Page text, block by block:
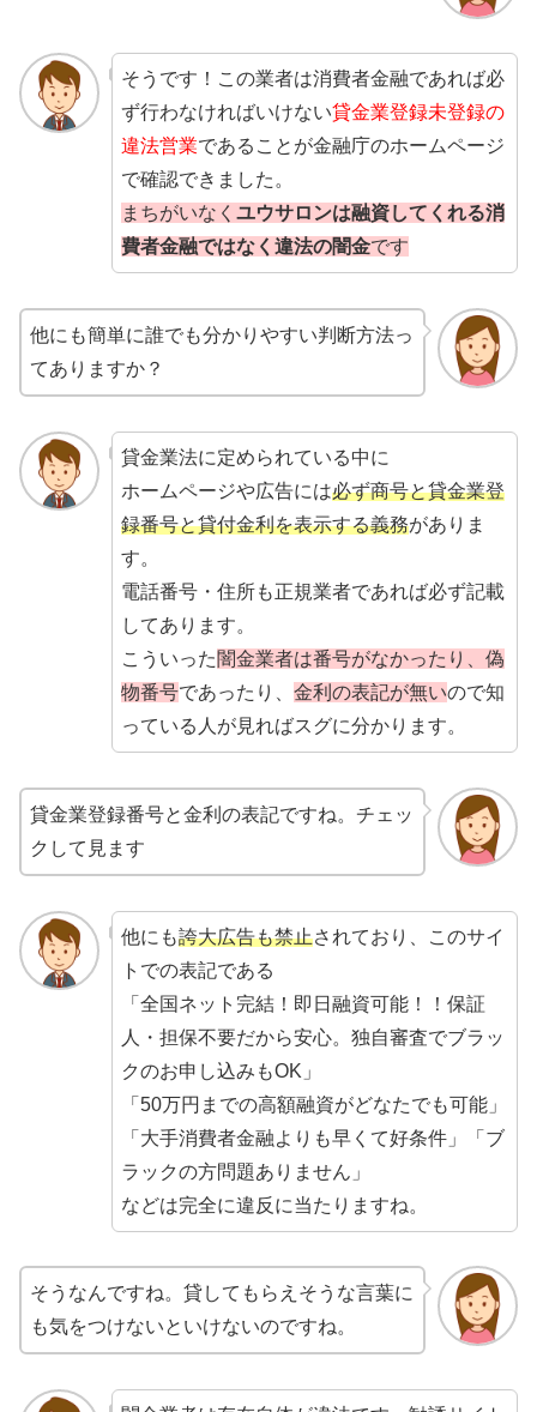
そうです！この業者は消費者金融であれば必
ず行わなければいけない貸金業登録未登録の
違法営業であることが金融庁のホームページ
で確認できました。
まちがいなく ユウサロンは融資してくれる消
費者金融ではなく違法の闇金です
他にも簡単に誰でも分かりやすい判断方法っ
てありますか？
貸金業法に定められている中に
ホームページや広告には必ず商号と貸金業登
録番号と貸付金利を表示する義務がありま
す。
電話番号・住所も正規業者であれば必ず記載
してあります。
こういった闇金業者は番号がなかったり、偽
物番号であったり、 金利の表記が無いので知
っている人が見ればスグに分かります。
貸金業登録番号と金利の表記ですね。チェッ
クして見ます
他にも誇大広告も禁止されており、このサイ
トでの表記である
「全国ネット完結！即日融資可能！！保証
人・担保不要だから安心。独自審査でブラッ
クのお申し込みもOK」
「50万円までの高額融資がどなたでも可能」
「大手消費者金融よりも早くて好条件」「ブ
ラックの方問題ありません」
などは完全に違反に当たりますね。
そうなんですね。貸してもらえそうな言葉に
も気をつけないといけないのですね。